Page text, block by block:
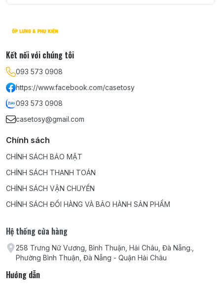
Kết nối với chúng tôi
093 573 0908
https://www.facebook.com/casetosy
093 573 0908
casetosy@gmail.com
Chính sách
CHÍNH SÁCH BẢO MẬT
CHÍNH SÁCH THANH TOÁN
CHÍNH SÁCH VẬN CHUYỂN
CHÍNH SÁCH ĐỔI HÀNG VÀ BẢO HÀNH SẢN PHẨM
Hệ thống cửa hàng
258 Trưng Nữ Vương, Bình Thuận, Hải Châu, Đà Nẵng.,
Phường Bình Thuận, Đà Nẵng - Quận Hải Châu
Hướng dẫn